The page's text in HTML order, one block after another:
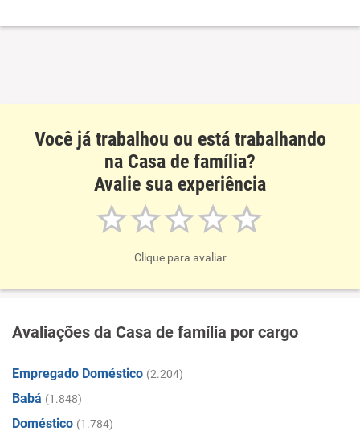
Você já trabalhou ou está trabalhando
na Casa de família?
Avalie sua experiência
Clique para avaliar
Avaliações da Casa de família por cargo
Empregado Doméstico (2.204)
Babá (1.848)
Doméstico (1.784)